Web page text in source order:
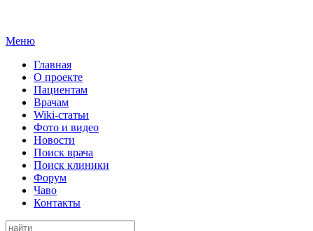
Меню
Главная
О проекте
Пациентам
Врачам
Wiki-статьи
Фото и видео
Новости
Поиск врача
Поиск клиники
Форум
Чаво
Контакты